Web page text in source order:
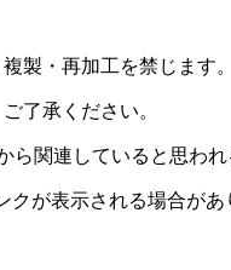
製・再加工を禁じます。
了承ください。
関連していると思わ
が表示される場合があ